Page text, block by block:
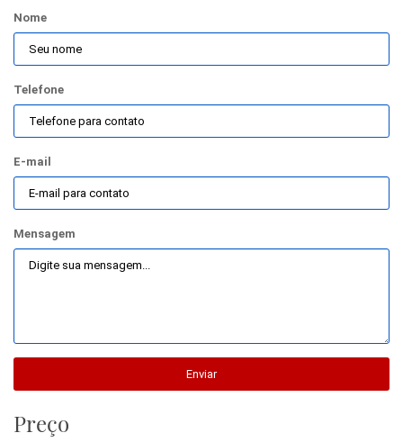
Nome
Telefone
E-mail
Mensagem
Enviar
Preço